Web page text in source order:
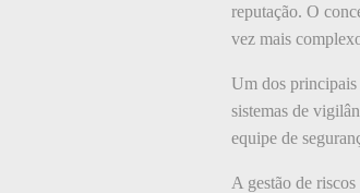
reputação. O
vez mais
Um dos principais
sistemas de
equipe de
A gestão de